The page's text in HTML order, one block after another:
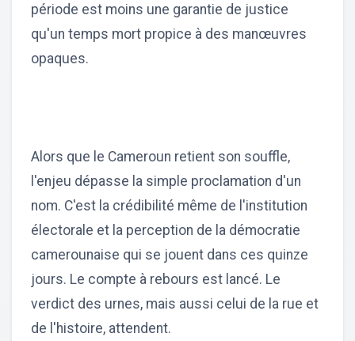
période est moins une garantie de justice
qu'un temps mort propice à des manœuvres
opaques.
Alors que le Cameroun retient son souffle,
l'enjeu dépasse la simple proclamation d'un
nom. C'est la crédibilité même de l'institution
électorale et la perception de la démocratie
camerounaise qui se jouent dans ces quinze
jours. Le compte à rebours est lancé. Le
verdict des urnes, mais aussi celui de la rue et
de l'histoire, attendent.